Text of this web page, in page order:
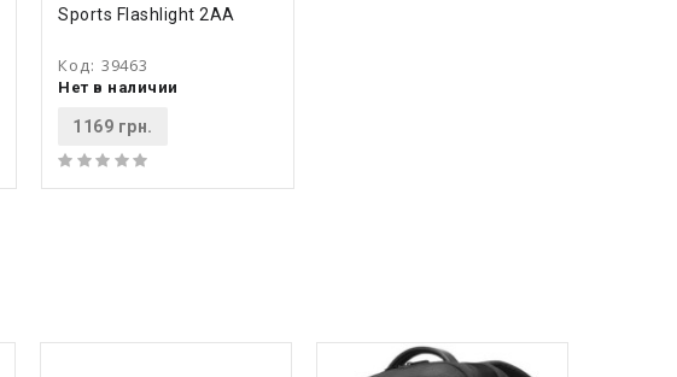
Sports Flashlight 2AA
Код: 39463
Нет в наличии
1169 грн.